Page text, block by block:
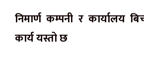
निमार्ण कम्पनी र कार्यालय
कार्य यस्तो छ